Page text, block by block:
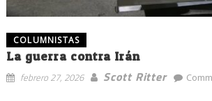
COLUMNISTAS
La guerra contra Irán
febrero 27, 2026 Scott Ritter